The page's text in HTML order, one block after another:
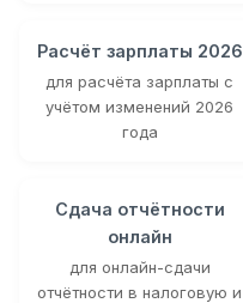
Расчёт зарплаты 2026
для расчёта зарплаты с
учётом изменений 2026
года
Сдача отчётности
онлайн
для онлайн-сдачи
отчётности в налоговую и